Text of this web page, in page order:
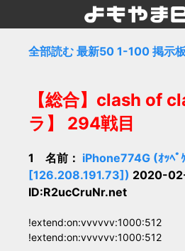
全部読む 最新50 1-100 掲示
【総合】clash of
ラ】 294戦目
1 名前： iPhone774G (ｵｯﾍ
[126.208.191.73]) 2020-
ID:R2ucCruNr.net
!extend:on:vvvvvv:1000:512
!extend:on:vvvvvv:1000:512